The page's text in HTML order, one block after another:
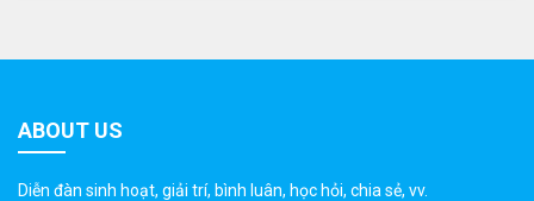
ABOUT US
Diễn đàn sinh hoạt, giải trí, bình luân, học hỏi, chia sẻ, vv.